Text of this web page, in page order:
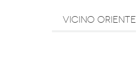
VICINO ORIENTE